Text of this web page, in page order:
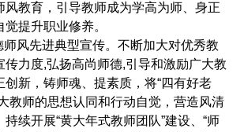
风教育，引导教师成为学高为师、身正
提升职业修养。
师风先进典型宣传。不断加大对优秀教
传力度,弘扬高尚师德,引导和激励广大教
创新，铸师魂、提素质，将“四有好老
教师的思想认同和行动自觉，营造风清
续开展“黄大年式教师团队”建设、“师